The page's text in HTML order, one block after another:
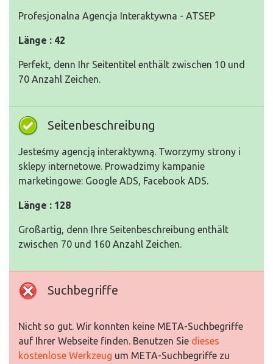
Profesjonalna Agencja Interaktywna - ATSEP
Länge : 42
Perfekt, denn Ihr Seitentitel enthält zwischen 10 und
70 Anzahl Zeichen.
Seitenbeschreibung
Jesteśmy agencją interaktywną. Tworzymy strony i
sklepy internetowe. Prowadzimy kampanie
marketingowe: Google ADS, Facebook ADS.
Länge : 128
Großartig, denn Ihre Seitenbeschreibung enthält
zwischen 70 und 160 Anzahl Zeichen.
Suchbegriffe
Nicht so gut. Wir konnten keine META-Suchbegriffe
auf Ihrer Webseite finden. Benutzen Sie dieses
kostenlose Werkzeug um META-Suchbegriffe zu